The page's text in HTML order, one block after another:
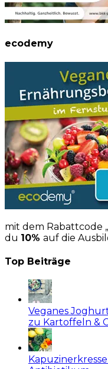
ecodemy
mit dem Rabattcode „
du 10% auf die
Top Beiträge
Veganes
zu Kartoffeln &